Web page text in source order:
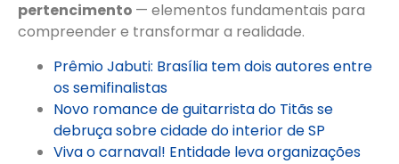
pertencimento — elementos fundamentais para
compreender e transformar a realidade.
Prêmio Jabuti: Brasília tem dois autores entre
os semifinalistas
Novo romance de guitarrista do Titãs se
debruça sobre cidade do interior de SP
Viva o carnaval! Entidade leva organizações